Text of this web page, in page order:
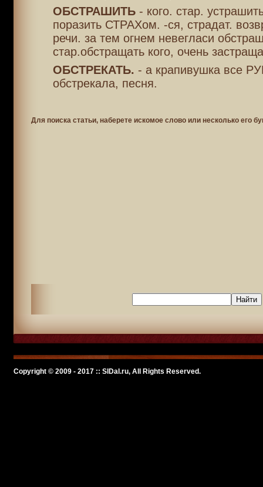
ОБСТРАШИТЬ- кого. стар.
поразить СТРАХом. -ся, страдат.
речи. за тем огнем невегласи
стар.обстращать кого, очень
ОБСТРЕКАТЬ. - а крапивушка все
обстрекала, песня.
Для поиска статьи, наберете искомое слово или несколько его
Copyright © 2009 - 2017 :: SlDal.ru, All Rights Reserved.